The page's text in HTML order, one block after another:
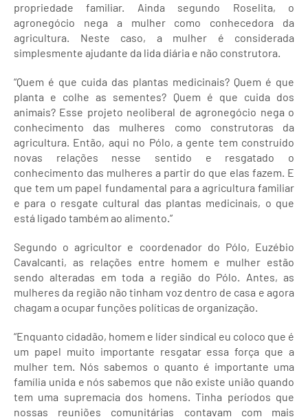
propriedade familiar. Ainda segundo Roselita, o
agronegócio nega a mulher como conhecedora da
agricultura. Neste caso, a mulher é considerada
simplesmente ajudante da lida diária e não construtora.
“Quem é que cuida das plantas medicinais? Quem é que
planta e colhe as sementes? Quem é que cuida dos
animais? Esse projeto neoliberal de agronegócio nega o
conhecimento das mulheres como construtoras da
agricultura. Então, aqui no Pólo, a gente tem construído
novas relações nesse sentido e resgatado o
conhecimento das mulheres a partir do que elas fazem. E
que tem um papel fundamental para a agricultura familiar
e para o resgate cultural das plantas medicinais, o que
está ligado também ao alimento.”
Segundo o agricultor e coordenador do Pólo, Euzébio
Cavalcanti, as relações entre homem e mulher estão
sendo alteradas em toda a região do Pólo. Antes, as
mulheres da região não tinham voz dentro de casa e agora
chagam a ocupar funções políticas de organização.
“Enquanto cidadão, homem e líder sindical eu coloco que é
um papel muito importante resgatar essa força que a
mulher tem. Nós sabemos o quanto é importante uma
família unida e nós sabemos que não existe união quando
tem uma supremacia dos homens. Tinha períodos que
nossas reuniões comunitárias contavam com mais